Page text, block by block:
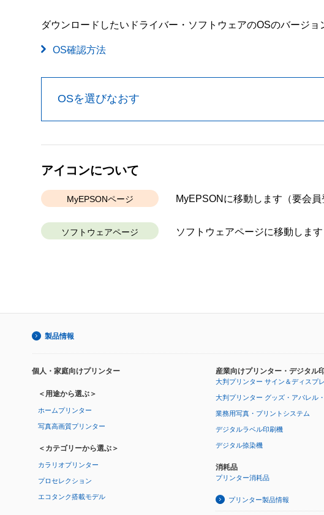
ダウンロードしたいドライバー・ソフトウェアのOSのバージョ
OS確認方法
OSを選びなおす
アイコンについて
MyEPSONページ MyEPSONに移動します （要会員
ソフトウェアページ ソフトウェアページに移動します
製品情報
個人・家庭向けプリンター
＜用途から選ぶ＞
ホームプリンター
写真高画質プリンター
＜カテゴリーから選ぶ＞
カラリオプリンター
プロセレクション
エコタンク搭載モデル
産業向けプリンター・デジタル
大判プリンター サイン＆ディスプ
大判プリンター グッズ・アパレル
業務用写真・プリントシステム
デジタルラベル印刷機
デジタル捺染機
消耗品
プリンター消耗品
プリンター製品情報